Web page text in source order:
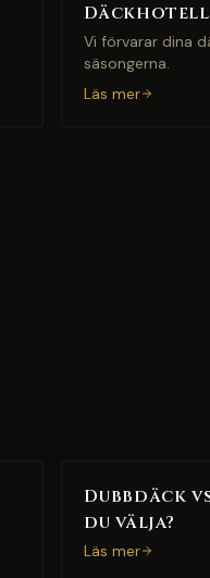
Däckhotell
Vi förvarar dina
säsongerna.
Läs mer
Dubbdäck
du välja?
Läs mer